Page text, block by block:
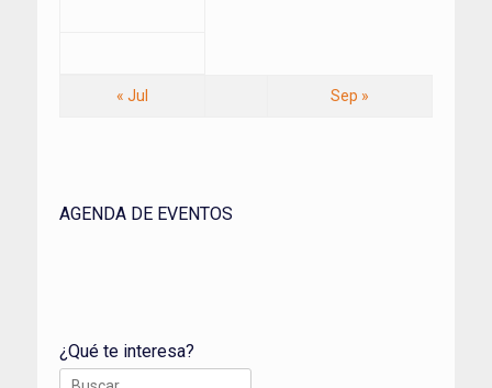
« Jul Sep »
AGENDA DE EVENTOS
¿Qué te interesa?
Buscar: